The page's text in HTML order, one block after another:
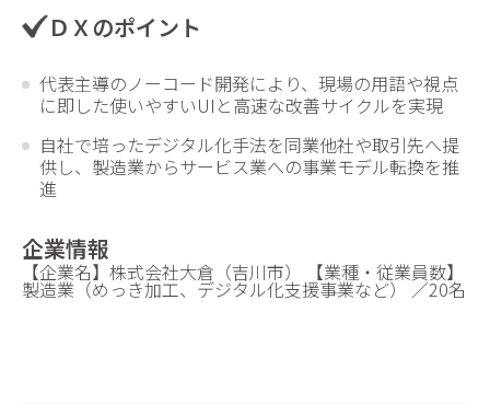
ＤＸのポイント
代表主導のノーコード開発により、現場の用語や視点
に即した使いやすいUIと高速な改善サイクルを実現
自社で培ったデジタル化手法を同業他社や取引先へ提
供し、製造業からサービス業への事業モデル転換を推
進
企業情報
【企業名】株式会社大倉（吉川市） 【業種・従業員数】
製造業（めっき加工、デジタル化支援事業など） ／20名